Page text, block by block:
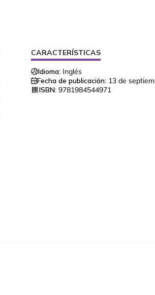
CARACTERÍSTICAS
Idioma: Inglés
Fecha de publicación: 13 de
ISBN: 9781984544971